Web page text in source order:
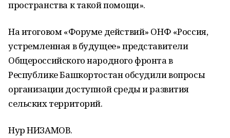
пространства к такой помощи».
На итоговом «Форуме действий» ОНФ «Россия,
устремленная в будущее» представители
Общероссийского народного фронта в
Республике Башкортостан обсудили вопросы
организации доступной среды и развития
сельских территорий.
Нур НИЗАМОВ.